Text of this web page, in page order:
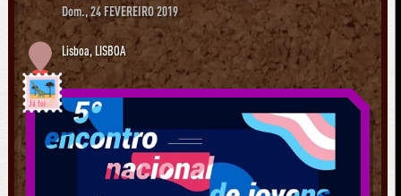
Dom., 24 FEVEREIRO 2019
Lisboa, LISBOA
Já foi